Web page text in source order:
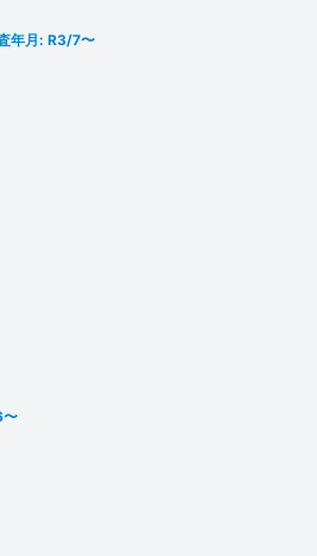
年月: R3/7〜
〜